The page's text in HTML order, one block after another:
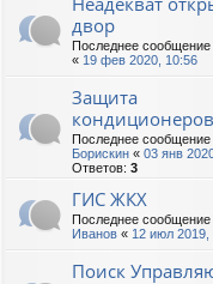
двор
Последнее сообщение
« 19 фев 2020, 10:56
Защита
кондиционеров
Последнее сообщение
Борискин « 03 янв
Ответов: 3
ГИС ЖКХ
Последнее сообщение
Иванов « 12 июл 2019,
Поиск